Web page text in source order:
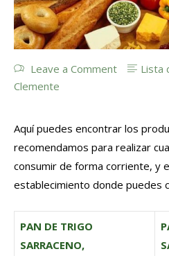
Leave a Comment Lista
Clemente
Aquí puedes encontrar los
recomendamos para realizar
consumir de forma corriente, y
establecimiento donde puedes
PAN DE TRIGO
SARRACENO,